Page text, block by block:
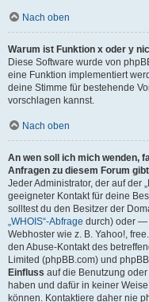
Nach oben
Warum ist Funktion x oder y
Diese Software wurde von
eine Funktion implementiert
deine Stimme für bestehende
vorschlagen kannst.
Nach oben
An wen soll ich mich wenden,
Anfragen zu diesem Forum
Jeder Administrator, der auf der
geeigneter Kontakt für deine
solltest du den Besitzer der
„WHOIS“-Abfrage durch) oder —
Webhoster wie z. B. Yahoo!,
den Abuse-Kontakt des
Limited (phpBB.com) und
Einfluss auf die Benutzung
haben und dafür in keiner
können. Kontaktiere daher nie